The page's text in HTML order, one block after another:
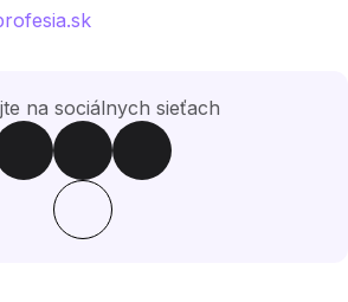
na sociálnych sieťach